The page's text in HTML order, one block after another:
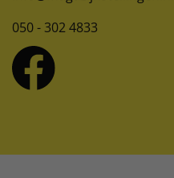
050 - 302 4833